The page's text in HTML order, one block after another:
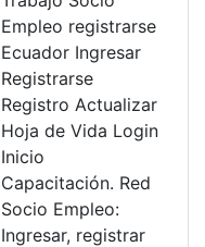
Empleo registrarse
Ecuador Ingresar
Registrarse
Registro Actualizar
Hoja de Vida Login
Inicio
Capacitación. Red
Socio Empleo:
Ingresar, registrar